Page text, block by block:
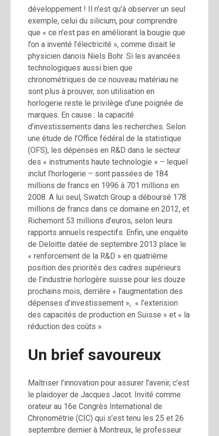
développement ! Il n’est qu’à observer un seul
exemple, celui du silicium, pour comprendre
que « ce n’est pas en améliorant la bougie que
l’on a inventé l’électricité », comme disait le
physicien danois Niels Bohr. Si les avancées
technologiques aussi bien que
chronométriques de ce nouveau matériau ne
sont plus à prouver, son utilisation en
horlogerie reste le privilège d’une poignée de
marques. En cause : la capacité
d’investissements dans les recherches. Selon
une étude de l’Office fédéral de la statistique
(OFS), les dépenses en R&D dans le secteur
des « instruments haute technologie » – lequel
inclut l’horlogerie – sont passées de 184
millions de francs en 1996 à 701 millions en
2008. A lui seul, Swatch Group a déboursé 178
millions de francs dans ce domaine en 2012, et
Richemont 53 millions d’euros, selon leurs
rapports annuels respectifs. Enfin, une enquête
de Deloitte datée de septembre 2013 place le
« renforcement de la R&D » en quatrième
position des priorités des cadres supérieurs
de l’industrie horlogère suisse pour les douze
prochains mois, derrière « l’augmentation des
dépenses d’investissement », « l’extension
des capacités de production en Suisse » et « la
réduction des coûts ».
Un brief savoureux
Maîtriser l’innovation pour assurer l’avenir, c’est
le plaidoyer de Jacques Jacot. Invité comme
orateur au 16e Congrès International de
Chronométrie (CIC) qui s’est tenu les 25 et 26
septembre dernier à Montreux, le professeur